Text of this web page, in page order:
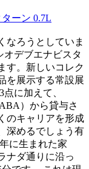
ーン 0.7L
なろうとしていま
オデブエナビスタ
す。新しいコレク
を展示する常設展
に加えて、
）から貸与さ
のキャリアを形成
深めるでしょう有
に生まれた家
ナダ通りに沿っ